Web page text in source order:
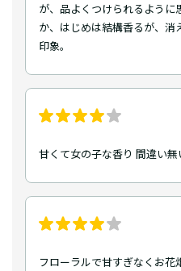
が、品よくつけられるように
か、はじめは結構香るが、
印象。
甘くて女の子な香り 間違い
フローラルで甘すぎなくお